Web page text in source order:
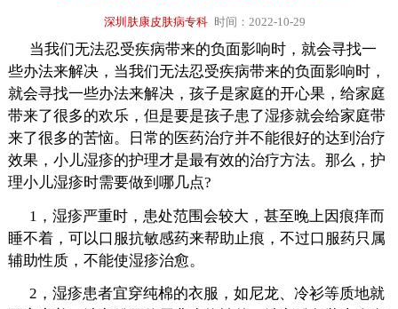
深圳肤康皮肤病专科 时间：2022-10-29
当我们无法忍受疾病带来的负面影响时，就会寻找一
些办法来解决，当我们无法忍受疾病带来的负面影响时，
就会寻找一些办法来解决，孩子是家庭的开心果，给家庭
带来了很多的欢乐，但是要是孩子患了湿疹就会给家庭带
来了很多的苦恼。日常的医药治疗并不能很好的达到治疗
效果，小儿湿疹的护理才是最有效的治疗方法。那么，护
理小儿湿疹时需要做到哪几点?
1，湿疹严重时，患处范围会较大，甚至晚上因痕痒而
睡不着，可以口服抗敏感药来帮助止痕，不过口服药只属
辅助性质，不能使湿疹治愈。
2，湿疹患者宜穿纯棉的衣服，如尼龙、冷衫等质地就